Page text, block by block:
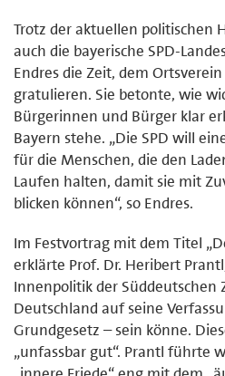
Trotz der aktuellen politischen
auch die bayerische SPD-
Endres die Zeit, dem
gratulieren. Sie betonte, wie
Bürgerinnen und Bürger klar
Bayern stehe. „Die SPD will
für die Menschen, die den
Laufen halten, damit sie mit
blicken können“, so Endres.
Im Festvortrag mit dem Titel
erklärte Prof. Dr. Heribert
Innenpolitik der Süddeutschen
Deutschland auf seine
Grundgesetz – sein könne.
„unfassbar gut“. Prantl führte